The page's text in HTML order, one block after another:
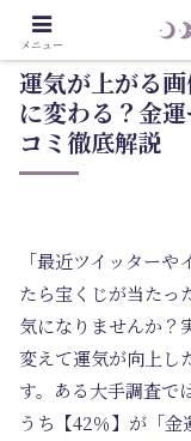
運気が上がる
に変わる？金
コミ徹底解説
「最近ツイッター
たら宝くじが当たっ
気になりませんか？
変えて運気が向上し
す。ある大手調査で
うち【42％】が「
メニュー